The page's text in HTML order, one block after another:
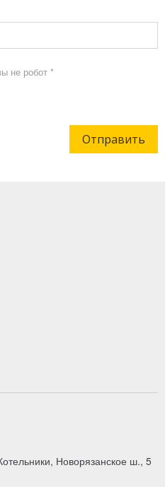
не робот *
Отправить
, Новорязанское ш., 5